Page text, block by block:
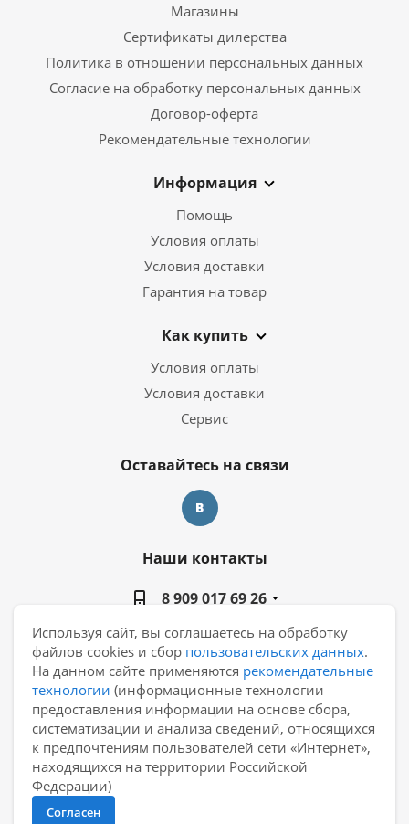
Магазины
Сертификаты дилерства
Политика в отношении персональных данных
Согласие на обработку персональных данных
Договор-оферта
Рекомендательные технологии
Информация
Помощь
Условия оплаты
Условия доставки
Гарантия на товар
Как купить
Условия оплаты
Условия доставки
Сервис
Оставайтесь на связи
Наши контакты
8 909 017 69 26
manager@casa-ceramica.ru
Екатеринбург, ул. Новинская 2, склад "С15"
2026 © АО "Уралкерамика"
Используя сайт, вы соглашаетесь на обработку
файлов cookies и сбор пользовательских данных.
На данном сайте применяются рекомендательные
технологии (информационные технологии
предоставления информации на основе сбора,
систематизации и анализа сведений, относящихся
к предпочтениям пользователей сети «Интернет»,
находящихся на территории Российской
Федерации)
Согласен